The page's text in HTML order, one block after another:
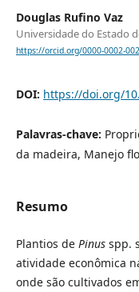
Douglas Rufino Vaz
Universidade do Estado
https://orcid.org/0000-0002-
DOI: https://doi.org/
Palavras-chave:
da madeira, Manejo
Resumo
Plantios de Pinus spp.
atividade econômica
onde são cultivados